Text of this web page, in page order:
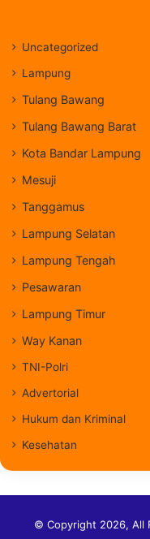
Uncategorized
Lampung
Tulang Bawang
Tulang Bawang Barat
Kota Bandar Lampung
Mesuji
Tanggamus
Lampung Selatan
Lampung Tengah
Pesawaran
Lampung Timur
Way Kanan
TNI-Polri
Advertorial
Hukum dan Kriminal
Kesehatan
© Copyright 2026, All